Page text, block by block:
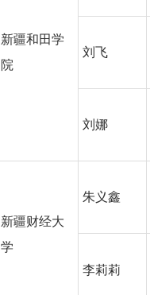
新疆和田学
院
刘飞
刘娜
新疆财经大
学
朱义鑫
李莉莉